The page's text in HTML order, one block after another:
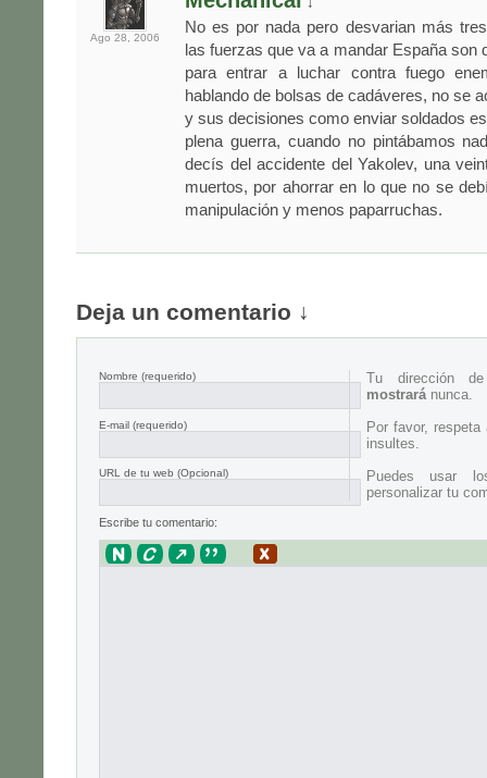
Ago 28, 2006
No es por nada pero desvarian más
las fuerzas que va a mandar España son
para entrar a luchar contra fuego
hablando de bolsas de cadáveres, no se
y sus decisiones como enviar soldados
plena guerra, cuando no pintábamos
decís del accidente del Yakolev, una
muertos, por ahorrar en lo que no se
manipulación y menos paparruchas.
Deja un comentario ↓
Nombre (requerido)
E-mail (requerido)
URL de tu web (Opcional)
Tu dirección
mostraránunca.
Por favor,
insultes.
Puedes usar
personalizar tu
Escribe tu comentario: